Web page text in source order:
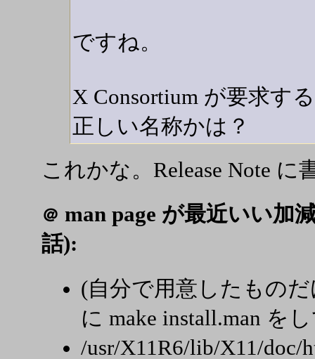
ですね。
X Consortium が要求す
正しい名称かは？
これかな。Release Note
＠ man page が最近いい加
話):
(自分で用意したもの
に make install.man を
/usr/X11R6/lib/X11/